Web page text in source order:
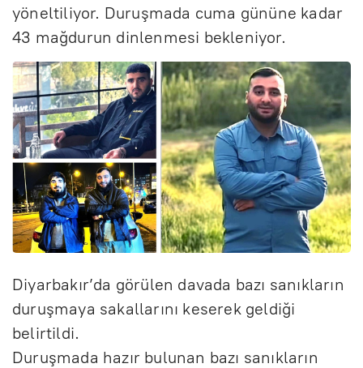
yöneltiliyor. Duruşmada cuma gününe kadar
43 mağdurun dinlenmesi bekleniyor.
Diyarbakır’da görülen davada bazı sanıkların
duruşmaya sakallarını keserek geldiği
belirtildi.
Duruşmada hazır bulunan bazı sanıkların